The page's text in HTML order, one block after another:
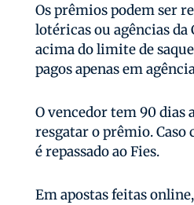
Os prêmios podem ser
lotéricas ou agências da
acima do limite de
pagos apenas em
O vencedor tem 90 dias
resgatar o prêmio.
é repassado ao Fies.
Em apostas feitas